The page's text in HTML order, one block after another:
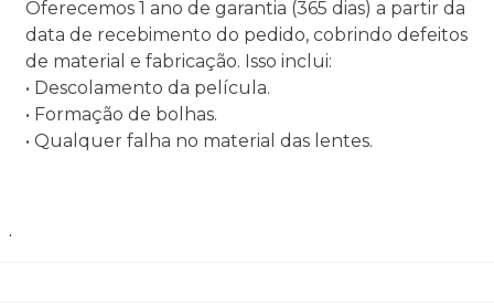
Oferecemos 1 ano de garantia (365 dias) a partir da
data de recebimento do pedido, cobrindo defeitos
de material e fabricação. Isso inclui:
• Descolamento da película.
• Formação de bolhas.
• Qualquer falha no material das lentes.
.